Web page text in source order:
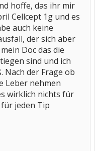
hoffe, das ihr mir
Cellcept 1g und es
auch keine
der sich aber
Doc das die
sind und ich
Nach der Frage ob
Leber nehmen
wirklich nichts für
jeden Tip